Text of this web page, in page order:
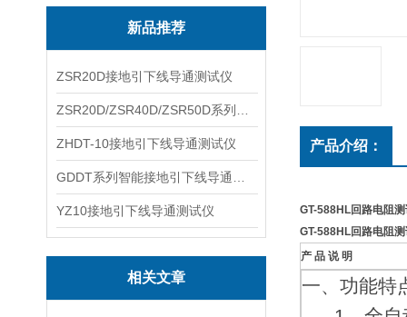
新品推荐
ZSR20D接地引下线导通测试仪
ZHDT-10接地引下线导通测试仪
YZ10接地引下线导通测试仪
相关文章
产品介绍：
GT-588HL回路电阻
GT-588HL回路电阻
产 品 说 明
一、功能特